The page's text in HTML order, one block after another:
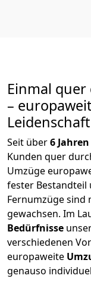
Einmal
–
Leidenschaft
Seit über6 Jahren
Kunden quer
Umzüge
fester Bestandteil
Fernumzüge sind
gewachsen. Im
Bedürfnisse
verschiedenen
europaweite
genauso